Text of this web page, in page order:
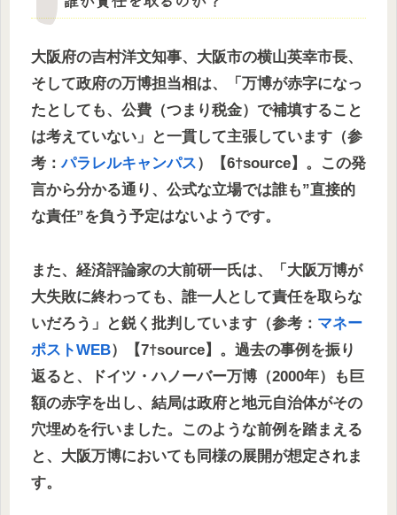
大阪府の吉村洋文知事、大阪市の横山英幸市長、
そして政府の万博担当相は、「万博が赤字になっ
たとしても、公費（つまり税金）で補填すること
は考えていない」と一貫して主張しています（参
考：パラレルキャンパス）【6†source】。この発
言から分かる通り、公式な立場では誰も”直接的
な責任”を負う予定はないようです。
また、経済評論家の大前研一氏は、「大阪万博が
大失敗に終わっても、誰一人として責任を取らな
いだろう」と鋭く批判しています（参考： マネー
ポストWEB）【7†source】。過去の事例を振り
返ると、ドイツ・ハノーバー万博（2000年）も巨
額の赤字を出し、結局は政府と地元自治体がその
穴埋めを行いました。このような前例を踏まえる
と、大阪万博においても同様の展開が想定されま
す。